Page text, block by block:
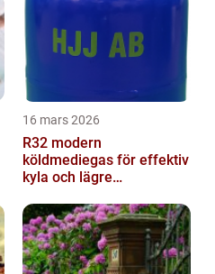
16 mars 2026
R32 modern
köldmediegas för effektiv
kyla och lägre